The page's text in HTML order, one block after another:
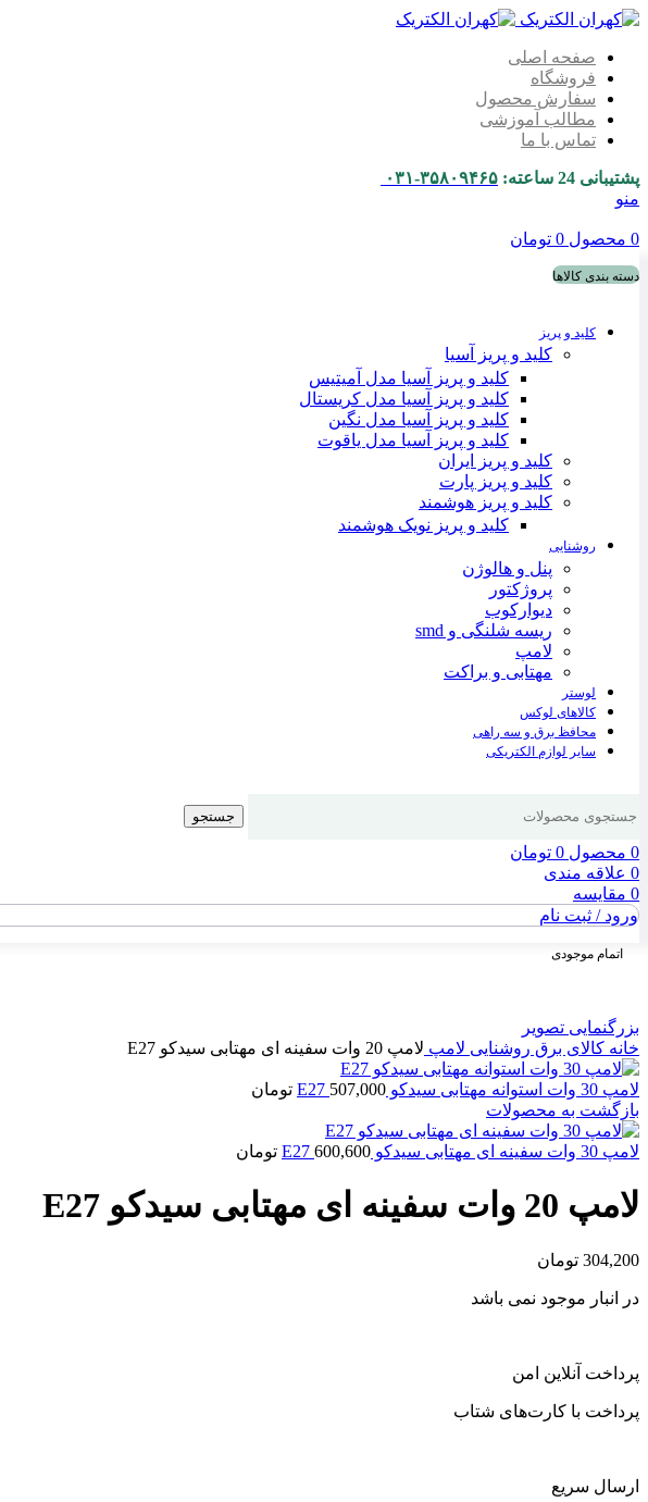
صفحه اصلی
فروشگاه
سفارش محصول
مطالب آموزشی
تماس با ما
پشتیبانی 24 ساعته:
۳۵۸۰۹۴۶۵-۰۳۱
منو
0 محصول 0 تومان
دسته بندی کالاها
کلید و پریز
کلید و پریز آسیا
کلید و پریز آسیا مدل آمیتیس
کلید و پریز آسیا مدل کریستال
کلید و پریز آسیا مدل نگین
کلید و پریز آسیا مدل یاقوت
کلید و پریز ایران
کلید و پریز پارت
کلید و پریز هوشمند
کلید و پریز نویک هوشمند
روشنایی
پنل و هالوژن
پروژکتور
دیوارکوب
ریسه شلنگی و smd
لامپ
مهتابی و براکت
لوستر
کالاهای لوکس
محافظ برق و سه راهی
سایر لوازم الکتریکی
جستجو
0 محصول 0 تومان
0 علاقه مندی
0 مقایسه
ورود / ثبت نام
اتمام موجودی
بزرگنمایی تصویر
خانه کالای برق روشنایی لامپ لامپ 20 وات سفینه ای مهتابی سیدکو E27
لامپ 30 وات استوانه مهتابی سیدکو E27 507,000
تومان
بازگشت به محصولات
لامپ 30 وات سفینه ای مهتابی سیدکو E27 600,600 تومان
لامپ 20 وات سفینه ای مهتابی سیدکو E27
304,200 تومان
در انبار موجود نمی باشد
پرداخت آنلاین امن
پرداخت با کارت‌های شتاب
ارسال سریع